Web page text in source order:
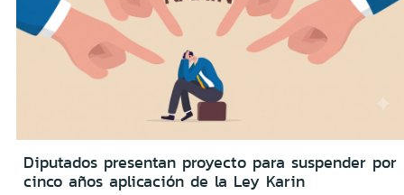
Diputados presentan proyecto para suspender por
cinco años aplicación de la Ley Karin